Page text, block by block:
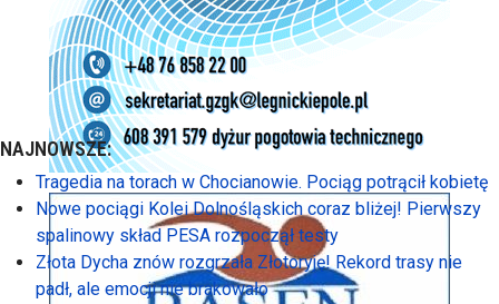
NAJNOWSZE:
Tragedia na torach w Chocianowie. Pociąg potrącił kobietę
Nowe pociągi Kolei Dolnośląskich coraz bliżej! Pierwszy
spalinowy skład PESA rozpoczął testy
Złota Dycha znów rozgrzała Złotoryję! Rekord trasy nie
padł, ale emocji nie brakowało